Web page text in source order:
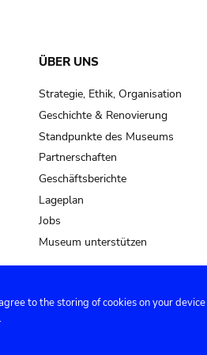
ÜBER UNS
Strategie, Ethik, Organisation
Geschichte & Renovierung
Standpunkte des Museums
Partnerschaften
Geschäftsberichte
Lageplan
Jobs
Museum unterstützen
to the storing of cookies on your